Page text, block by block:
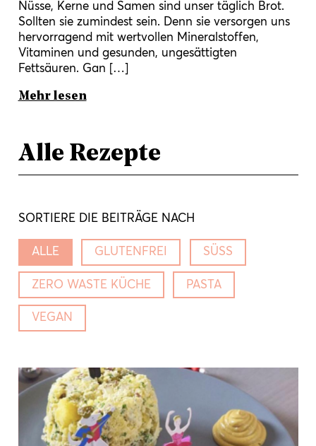
Nüsse, Kerne und Samen sind unser täglich Brot.
Sollten sie zumindest sein. Denn sie versorgen uns
hervorragend mit wertvollen Mineralstoffen,
Vitaminen und gesunden, ungesättigten
Fettsäuren. Gan […]
Mehr lesen
Alle Rezepte
SORTIERE DIE BEITRÄGE NACH
ALLE GLUTENFREI SÜSS
ZERO WASTE KÜCHE PASTA
VEGAN